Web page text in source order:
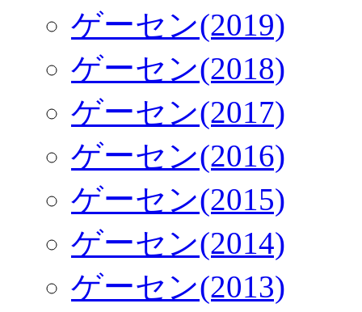
ゲーセン(2019)
ゲーセン(2018)
ゲーセン(2017)
ゲーセン(2016)
ゲーセン(2015)
ゲーセン(2014)
ゲーセン(2013)